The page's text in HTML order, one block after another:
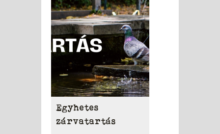
területén
Egyhetes
zárvatartás